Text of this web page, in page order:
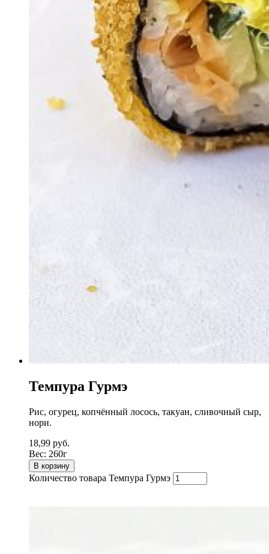
Темпура Гурмэ
Рис, огурец, копчённый лосось, такуан, сливочный сыр,
нори.
18,99 руб.
Вес: 260г
В корзину
Количество товара Темпура Гурмэ